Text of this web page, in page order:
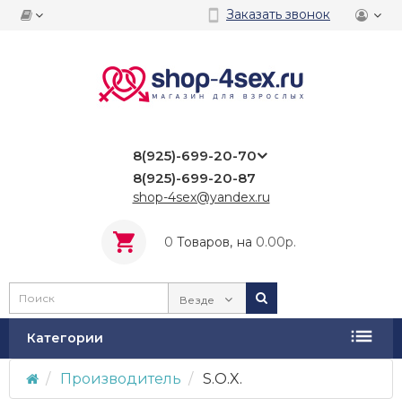
Заказать звонок
8(925)-699-20-70
8(925)-699-20-87
shop-4sex@yandex.ru
0 Tоваров, на 0.00р.
Везде
Категории
Производитель S.O.X.